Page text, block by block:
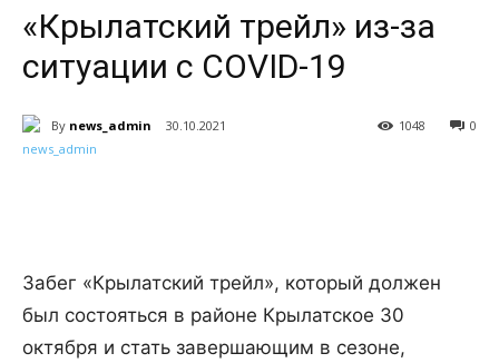
«Крылатский трейл» из-за
ситуации с COVID-19
By news_admin 30.10.2021 0
1048
Забег «Крылатский трейл», который должен
был состояться в районе Крылатское 30
октября и стать завершающим в сезоне,